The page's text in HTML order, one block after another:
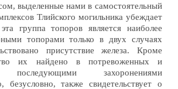
выделенные нами в самостоятельный
Тлийского могильника убеждает
группа топоров является наиболее
топорами только в двух случаях
присутствие железа. Кроме
их найдено в потревоженных и
последующими захоронениями
безусловно, также свидетельствует о